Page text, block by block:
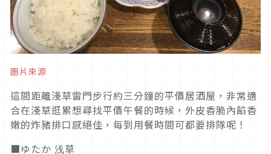
圖片來源
這間距離淺草雷門步行約三分鐘的平價居酒屋，非常適
合在淺草逛累想尋找平價午餐的時候，外皮香脆內餡香
嫩的炸豬排口感絕佳，每到用餐時間可都要排隊呢！
■ゆたか 浅草